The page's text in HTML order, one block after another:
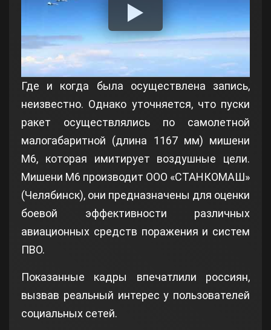
Где и когда была осуществлена запись,
неизвестно. Однако уточняется, что пуски
ракет осуществлялись по самолетной
малогабаритной (длина 1167 мм) мишени
М6, которая имитирует воздушные цели.
Мишени М6 производит ООО «СТАНКОМАШ»
(Челябинск), они предназначены для оценки
боевой эффективности различных
авиационных средств поражения и систем
ПВО.
Показанные кадры впечатлили россиян,
вызвав реальный интерес у пользователей
социальных сетей.